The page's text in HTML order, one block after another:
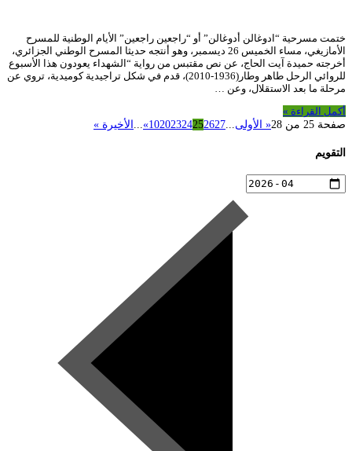
ختمت مسرحية “ادوغالن أدوغالن” أو “راجعين راجعين” الأيام الوطنية للمسرح
الأمازيغي، مساء الخميس 26 ديسمبر، وهو أنتجه حديثا المسرح الوطني الجزائري،
أخرجته حميدة آيت الحاج، عن نص مقتبس من رواية “الشهداء يعودون هذا الأسبوع
للروائي الرحل طاهر وطار(1936-2010)، قدم في شكل تراجيدية كوميدية، تروي عن
مرحلة ما بعد الاستقلال، وعن …
أكمل القراءة »
صفحة 25 من 28
« الأولى...
10202324252627
»
... الأخيرة »
التقويم